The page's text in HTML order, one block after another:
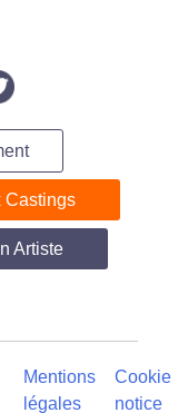
Castings
Artiste
Mentions
légales
Cookie
notice